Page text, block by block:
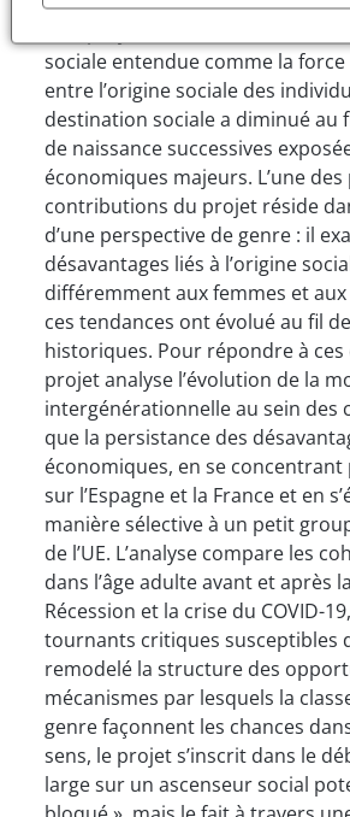
sociale entendue comme la
entre l’origine sociale des
destination sociale a diminué au
de naissance successives
économiques majeurs. L’une
contributions du projet réside
d’une perspective de genre : il
désavantages liés à l’origine
différemment aux femmes et
ces tendances ont évolué au fil
historiques. Pour répondre à
projet analyse l’évolution de la
intergénérationnelle au sein des
que la persistance des
économiques, en se
sur l’Espagne et la France et en
manière sélective à un petit
de l’UE. L’analyse compare les
dans l’âge adulte avant et après
Récession et la crise du COVID-
tournants critiques susceptibles
remodelé la structure des
mécanismes par lesquels la
genre façonnent les chances
sens, le projet s’inscrit dans le
large sur un ascenseur social